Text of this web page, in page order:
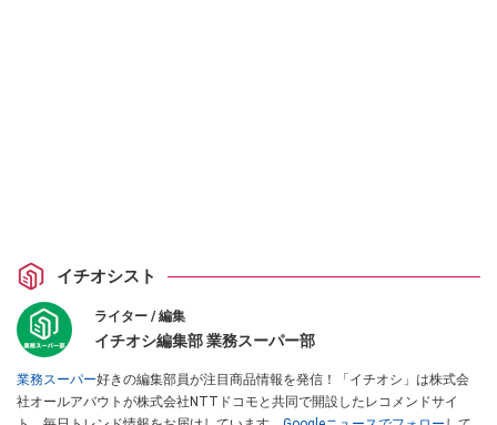
イチオシスト
ライター / 編集
イチオシ編集部 業務スーパー部
業務スーパー好きの編集部員が注目商品情報を発信！「イチオシ」は株式会
社オールアバウトが株式会社NTTドコモと共同で開設したレコメンドサイ